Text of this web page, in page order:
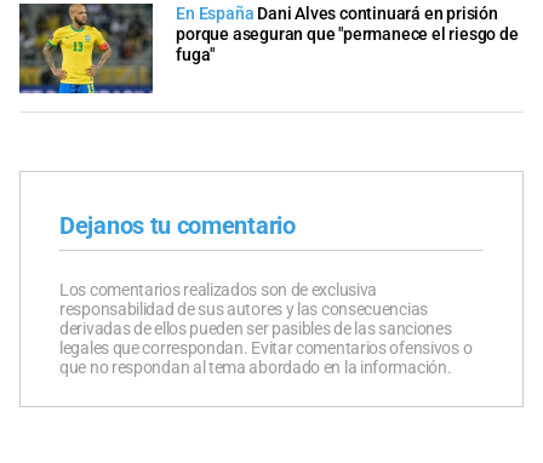
En España Dani Alves continuará en prisión
porque aseguran que "permanece el riesgo de
fuga"
Dejanos tu comentario
Los comentarios realizados son de exclusiva
responsabilidad de sus autores y las consecuencias
derivadas de ellos pueden ser pasibles de las sanciones
legales que correspondan. Evitar comentarios ofensivos o
que no respondan al tema abordado en la información.